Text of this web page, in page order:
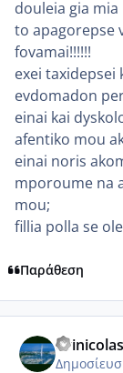
douleia gia
to apagorepse
fovamai!!!!!!
exei taxidepsei
evdomadon
einai kai
afentiko mou
einai noris
mporoume na
mou;
fillia polla se
Παράθεση